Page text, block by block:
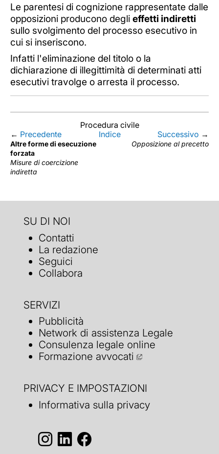
Le parentesi di cognizione rappresentate dalle
opposizioni producono degli effetti indiretti
sullo svolgimento del processo esecutivo in
cui si inseriscono.
Infatti l'eliminazione del titolo o la
dichiarazione di illegittimità di determinati atti
esecutivi travolge o arresta il processo.
Procedura civile
← Precedente
Altre forme di esecuzione
forzata
Misure di coercizione
indiretta
Indice Successivo →
Opposizione al precetto
SU DI NOI
Contatti
La redazione
Seguici
Collabora
SERVIZI
Pubblicità
Network di assistenza Legale
Consulenza legale online
Formazione avvocati
PRIVACY E IMPOSTAZIONI
Informativa sulla privacy